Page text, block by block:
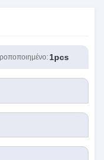
1pcs